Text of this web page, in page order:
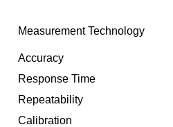
Measurement Technology
Accuracy
Response Time
Repeatability
Calibration